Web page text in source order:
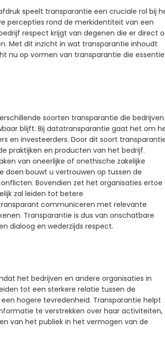
speelt transparantie een cruciale rol bij
percepties rond de merkidentiteit van een
respect krijgt van degenen die er direct
Met dit inzicht in wat transparantie inhoudt
nu op vormen van transparantie die
soorten transparantie die bedrijven
blijft. Bij datatransparantie gaat het om
en investeerders. Door dit soort
praktijken en producten van het bedrijf.
van oneerlijke of onethische zakelijke
doen bouwt u vertrouwen op tussen de
Bovendien zet het organisaties ertoe
zal leiden tot betere
communiceren met relevante
Transparantie is dus van onschatbare
dialoog en wederzijds respect.
het bedrijven en andere organisaties in
tot een sterkere relatie tussen de
hogere tevredenheid. Transparantie helpt
te verstrekken over haar activiteiten,
van het publiek in het vermogen van de